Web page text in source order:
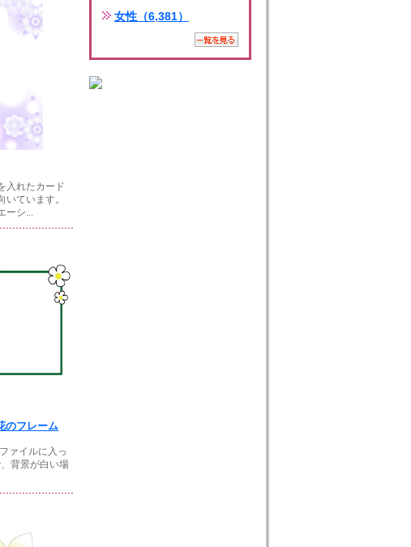
入れたカード
ています。
ーシ...
のフレーム
ァイルに入っ
背景が白い場
女性（6,381）